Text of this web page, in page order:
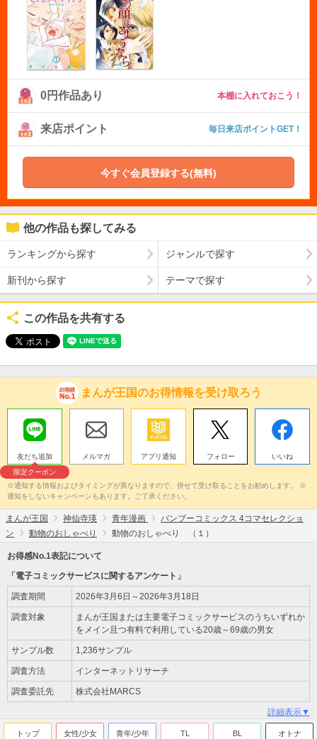
0円作品あり 本棚に入れておこう！
来店ポイント 毎日来店ポイントGET！
今すぐ会員登録する(無料)
他の作品も探してみる
ランキングから探す ジャンルで探す
新刊から探す テーマで探す
この作品を共有する
まんが王国のお得情報を受け取ろう
友だち追加
限定クーポン
メルマガ アプリ通知 フォロー いいね
※通知する情報およびタイミングが異なりますので、併せて受け取ることをお勧めします。 ※
通知をしないキャンペーンもあります。ご了承ください。
まんが王国 神仙寺瑛 青年漫画
バンブーコミックス 4コマセレクショ
ン
動物のおしゃべり 動物のおしゃべり （１）
お得感No.1表記について
「電子コミックサービスに関するアンケート」
調査期間 2026年3月6日～2026年3月18日
調査対象
まんが王国または主要電子コミックサービスのうちいずれか
をメイン且つ有料で利用している20歳～69歳の男女
サンプル数 1,236サンプル
調査方法 インターネットリサーチ
調査委託先 株式会社MARCS
詳細表示▼
トップ 女性/少女 青年/少年 TL BL オトナ